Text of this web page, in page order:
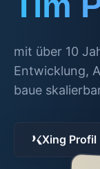
mit über 10
Entwicklung,
baue
Xing Profil